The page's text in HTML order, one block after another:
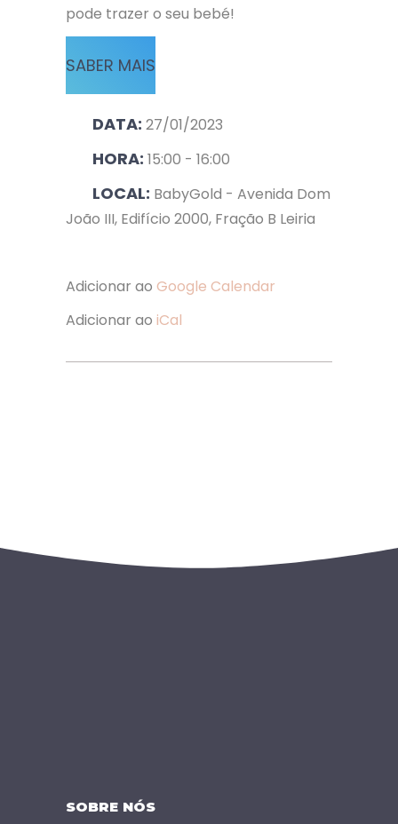
pode trazer o seu bebé!
SABER MAIS
DATA: 27/01/2023
HORA: 15:00 - 16:00
LOCAL: BabyGold - Avenida Dom
João III, Edifício 2000, Fração B Leiria
Adicionar ao Google Calendar
Adicionar ao iCal
SOBRE NÓS